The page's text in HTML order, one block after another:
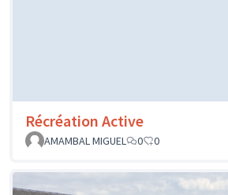
Récréation Active
AMAMBAL MIGUEL
0 0